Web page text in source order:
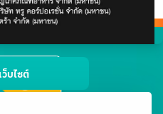
ว็บไซต์